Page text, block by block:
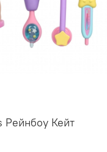
Рейнбоу Кейт